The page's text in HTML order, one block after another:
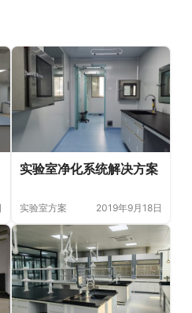
实验室净化系统解决方案
实验室方案 2019年9月18日